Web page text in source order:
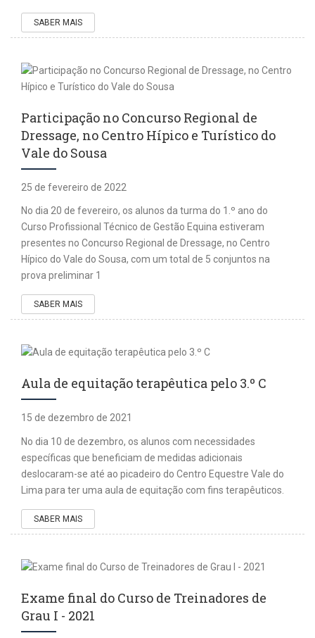
SABER MAIS
Participação no Concurso Regional de
Dressage, no Centro Hípico e Turístico do
Vale do Sousa
25 de fevereiro de 2022
No dia 20 de fevereiro, os alunos da turma do 1.º ano do
Curso Profissional Técnico de Gestão Equina estiveram
presentes no Concurso Regional de Dressage, no Centro
Hípico do Vale do Sousa, com um total de 5 conjuntos na
prova preliminar 1
SABER MAIS
Aula de equitação terapêutica pelo 3.º C
15 de dezembro de 2021
No dia 10 de dezembro, os alunos com necessidades
específicas que beneficiam de medidas adicionais
deslocaram-se até ao picadeiro do Centro Equestre Vale do
Lima para ter uma aula de equitação com fins terapêuticos.
SABER MAIS
Exame final do Curso de Treinadores de
Grau I - 2021